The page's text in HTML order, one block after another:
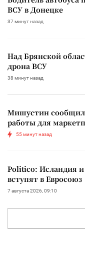
ВСУ в Донецке
37 минут назад
Над Брянской
дрона ВСУ
38 минут назад
Мишустин сообщил
работы для
55 минут назад
Politico: Исландия
вступят в Евросоюз
7 августа 2026, 09:10